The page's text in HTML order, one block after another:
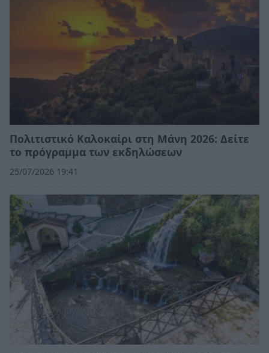
Πολιτιστικό Καλοκαίρι στη Μάνη 2026: Δείτε
το πρόγραμμα των εκδηλώσεων
25/07/2026 19:41